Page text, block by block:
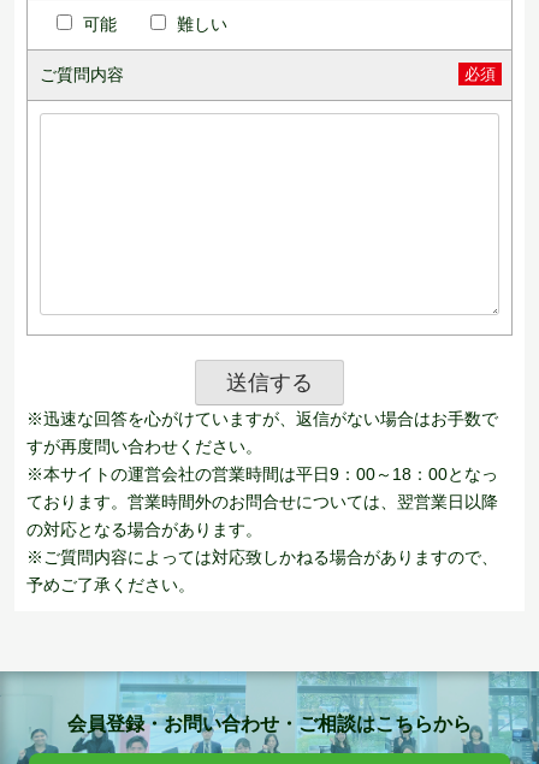
可能 難しい
ご質問内容 必須
※迅速な回答を心がけていますが、返信がない場合はお手数で
すが再度問い合わせください。
※本サイトの運営会社の営業時間は平日9：00～18：00となっ
ております。営業時間外のお問合せについては、翌営業日以降
の対応となる場合があります。
※ご質問内容によっては対応致しかねる場合がありますので、
予めご了承ください。
会員登録・お問い合わせ・ご相談はこちらから